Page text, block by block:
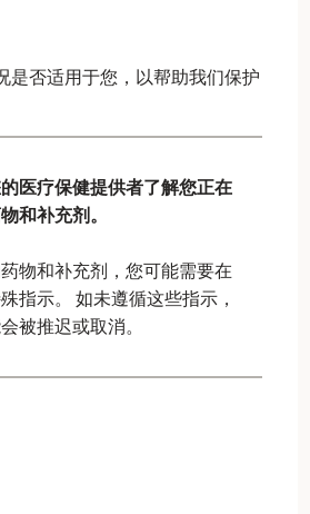
是否适用于您，以帮助我们保护
医疗保健提供者了解您正在
和补充剂。
物和补充剂，您可能需要在
指示。 如未遵循这些指示，
被推迟或取消。